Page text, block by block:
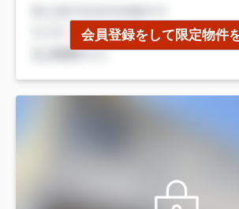
会員登録をして限定物件